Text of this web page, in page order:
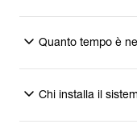
Quanto tempo è
Chi installa il